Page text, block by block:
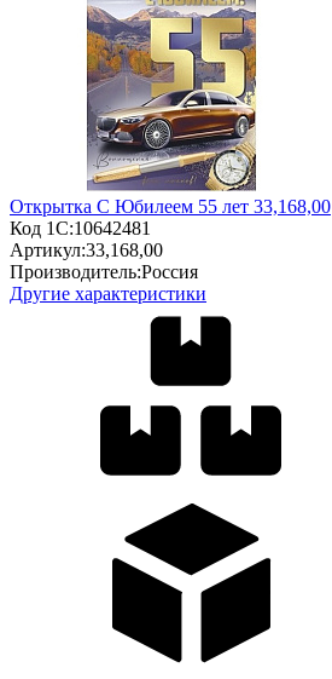
Открытка С Юбилеем 55 лет 33,168,00
Код 1С:10642481
Артикул:33,168,00
Производитель:Россия
Другие характеристики